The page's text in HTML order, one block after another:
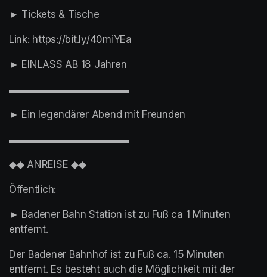
► Tickets & Tische
Link: https://bit.ly/40miYEa
► EINLASS AB 18 Jahren
▬▬▬▬▬▬▬▬▬▬▬▬
► Ein legendärer Abend mit Freunden
▬▬▬▬▬▬▬▬▬▬▬▬
◆◆ ANREISE ◆◆
Öffentlich:
► Badener Bahn Station ist zu Fuß ca 1 Minuten
entfernt.
Der Badener Bahnhof ist zu Fuß ca. 15 Minuten
entfernt. Es besteht auch die Möglichkeit mit der